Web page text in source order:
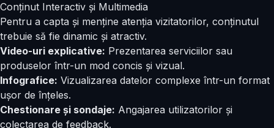
Conținut Interactiv și Multimedia
Pentru a capta și menține atenția vizitatorilor, conținutul
trebuie să fie dinamic și atractiv.
Video-uri explicative: Prezentarea serviciilor sau
produselor într-un mod concis și vizual.
Infografice: Vizualizarea datelor complexe într-un format
ușor de înțeles.
Chestionare și sondaje: Angajarea utilizatorilor și
colectarea de feedback.